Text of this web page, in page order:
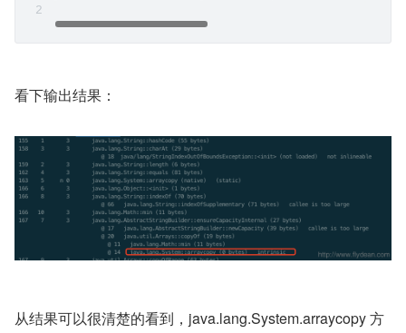
看下输出结果：
从结果可以很清楚的看到，java.lang.System.arraycopy 方